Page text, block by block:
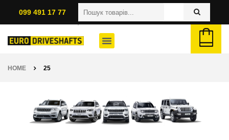
099 491 17 77
HOME 25